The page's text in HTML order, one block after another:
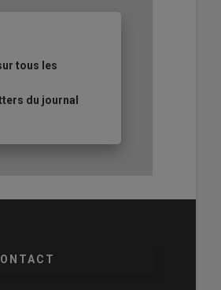
tous les
du journal